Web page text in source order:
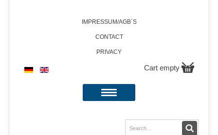
IMPRESSUM/AGB´S
CONTACT
PRIVACY
Cart empty